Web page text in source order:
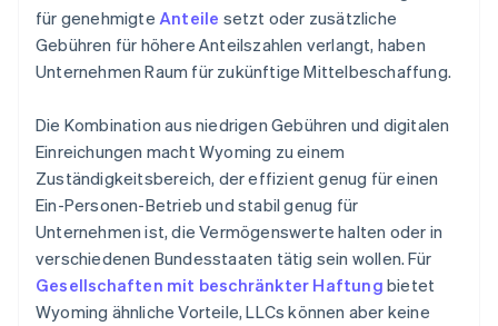
für genehmigte Anteile setzt oder zusätzliche
Gebühren für höhere Anteilszahlen verlangt, haben
Unternehmen Raum für zukünftige Mittelbeschaffung.
Die Kombination aus niedrigen Gebühren und digitalen
Einreichungen macht Wyoming zu einem
Zuständigkeitsbereich, der effizient genug für einen
Ein-Personen-Betrieb und stabil genug für
Unternehmen ist, die Vermögenswerte halten oder in
verschiedenen Bundesstaaten tätig sein wollen. Für
Gesellschaften mit beschränkter Haftung bietet
Wyoming ähnliche Vorteile, LLCs können aber keine